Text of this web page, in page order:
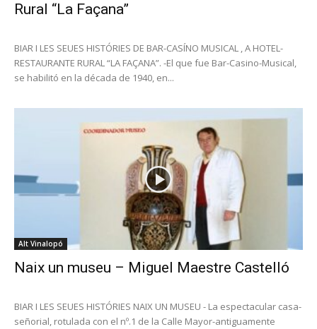
Rural “La Façana”
BIAR I LES SEUES HISTÓRIES DE BAR-CASÍNO MUSICAL , A HOTEL-
RESTAURANTE RURAL “LA FAÇANA”. -El que fue Bar-Casino-Musical,
se habilitó en la década de 1940, en...
Alt Vinalopó
Naix un museu – Miguel Maestre Castelló
BIAR I LES SEUES HISTÓRIES NAIX UN MUSEU - La espectacular casa-
señorial, rotulada con el nº.1 de la Calle Mayor-antiguamente